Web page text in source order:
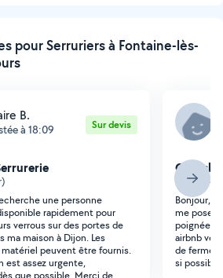
pour Serruriers à Fontaine-lès-
B.
à 18:09 Sur devis
une personne
rapidement pour
verrous sur des portes de
ma maison à Dijon. Les
peuvent être fournis.
est assez urgente,
que possible. Merci de
Dijon (Bel
Bonjour,
me poser
poignée.
airbnb
de fermer
si possible.